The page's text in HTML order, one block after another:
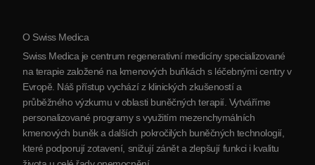
O Srbsku
Partnerství
Kontaktujte nás
O Swiss Medica
Swiss Medica je centrum regenerativní medicíny specializované
na terapie založené na kmenových buňkách s léčebnými centry v
Evropě. Náš přístup vychází z klinických zkušeností a
průběžného výzkumu v oblasti buněčných terapií. Vytváříme
personalizované programy s využitím mezenchymálních
kmenových buněk a dalších pokročilých buněčných technologií,
které podporují zotavení, snižují zánět a zlepšují funkci i kvalitu